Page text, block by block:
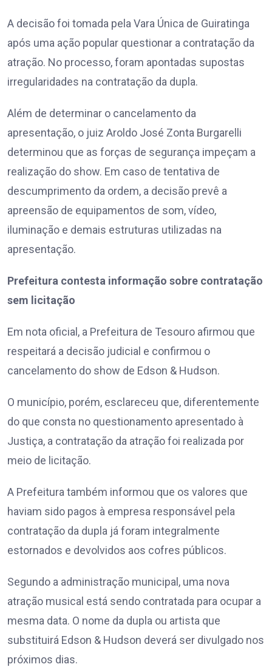
A decisão foi tomada pela Vara Única de Guiratinga
após uma ação popular questionar a contratação da
atração. No processo, foram apontadas supostas
irregularidades na contratação da dupla.
Além de determinar o cancelamento da
apresentação, o juiz Aroldo José Zonta Burgarelli
determinou que as forças de segurança impeçam a
realização do show. Em caso de tentativa de
descumprimento da ordem, a decisão prevê a
apreensão de equipamentos de som, vídeo,
iluminação e demais estruturas utilizadas na
apresentação.
Prefeitura contesta informação sobre contratação
sem licitação
Em nota oficial, a Prefeitura de Tesouro afirmou que
respeitará a decisão judicial e confirmou o
cancelamento do show de Edson & Hudson.
O município, porém, esclareceu que, diferentemente
do que consta no questionamento apresentado à
Justiça, a contratação da atração foi realizada por
meio de licitação.
A Prefeitura também informou que os valores que
haviam sido pagos à empresa responsável pela
contratação da dupla já foram integralmente
estornados e devolvidos aos cofres públicos.
Segundo a administração municipal, uma nova
atração musical está sendo contratada para ocupar a
mesma data. O nome da dupla ou artista que
substituirá Edson & Hudson deverá ser divulgado nos
próximos dias.